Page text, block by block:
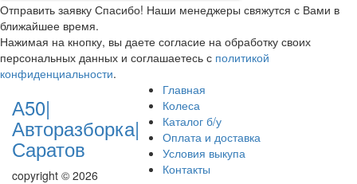
Отправить заявку Спасибо! Наши менеджеры свяжутся с Вами в
ближайшее время.
Нажимая на кнопку, вы даете согласие на обработку своих
персональных данных и соглашаетесь с политикой
конфиденциальности.
А50|
Авторазборка|
Саратов
copyright © 2026
Главная
Колеса
Каталог б/у
Оплата и доставка
Условия выкупа
Контакты